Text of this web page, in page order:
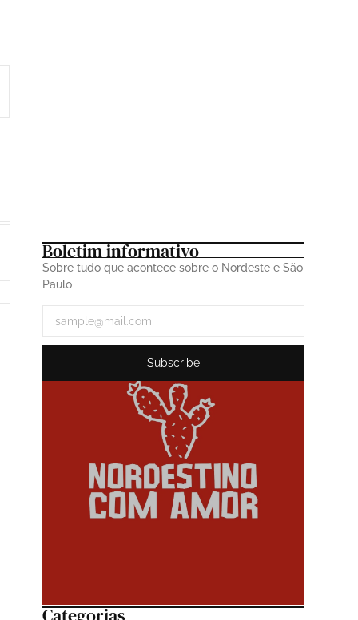
Boletim informativo
Sobre tudo que acontece sobre o Nordeste e São
Paulo
Subscribe
Categorias